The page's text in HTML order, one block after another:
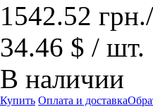
1542.52 грн.
34.46 $ / шт.
В наличии
Купить Оплата и доставка